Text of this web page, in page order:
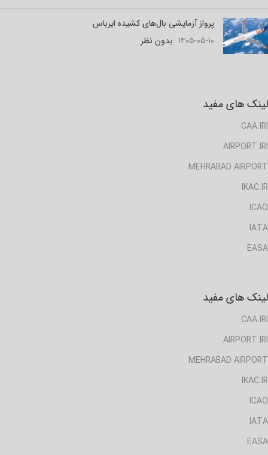
پرواز آزمایشی بال‌های کشیده ایرباس
۱۴۰۵-۰۵-۱۰ بدون نظر
لینک های مفید
CAA.IRI
AIRPORT.IRI
MEHRABAD AIRPORT
IKAC.IR
ICAO
IATA
EASA
لینک های مفید
CAA.IRI
AIRPORT.IRI
MEHRABAD AIRPORT
IKAC.IR
ICAO
IATA
EASA